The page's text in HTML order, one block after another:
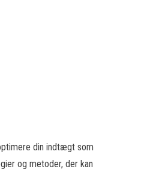
din indtægt som
og metoder, der kan